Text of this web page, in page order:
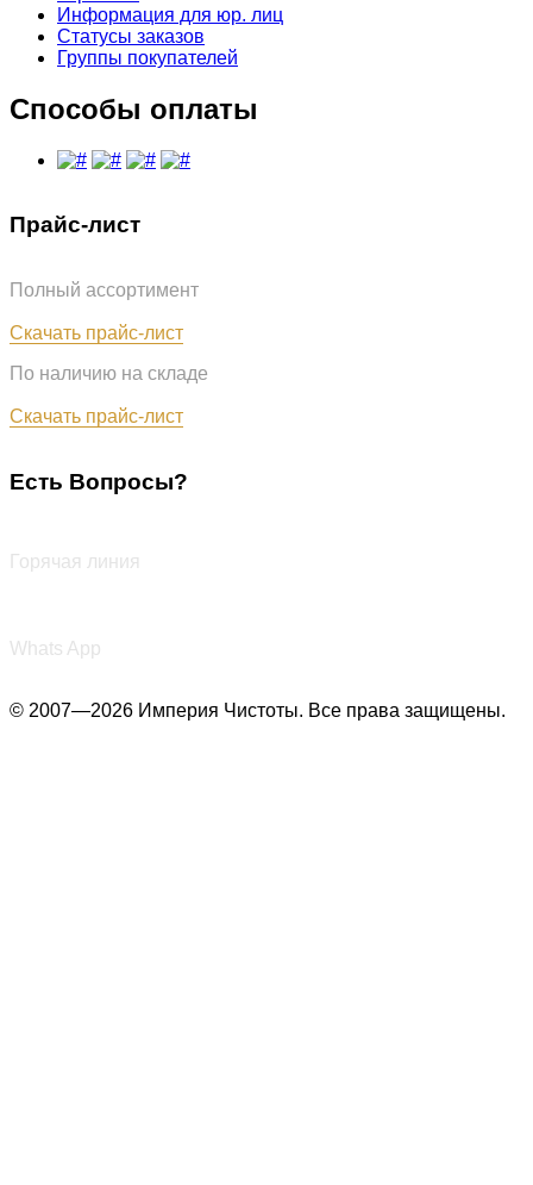
Информация для юр. лиц
Статусы заказов
Группы покупателей
Способы оплаты
Прайс-лист
Полный ассортимент
Скачать прайс-лист
По наличию на складе
Скачать прайс-лист
Есть Вопросы?
Горячая линия
Whats App
© 2007—2026 Империя Чистоты. Все права защищены.